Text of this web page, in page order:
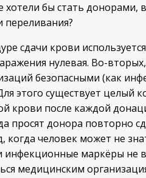
бы стать донорами,
переливания?
сдачи крови
нулевая. Во-
безопасными (как
этого существует целый
крови после каждой
просят донора повторно
когда человек может не
инфекционные маркёры не
медицинским